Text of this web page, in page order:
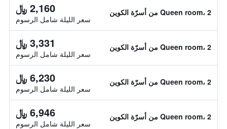
Queen room، 2 من أسرّة الكوين 2,160 ﷼
سعر الليلة شامل الرسوم
Queen room، 2 من أسرّة الكوين 3,331 ﷼
سعر الليلة شامل الرسوم
Queen room، 2 من أسرّة الكوين 6,230 ﷼
سعر الليلة شامل الرسوم
Queen room، 2 من أسرّة الكوين 6,946 ﷼
سعر الليلة شامل الرسوم